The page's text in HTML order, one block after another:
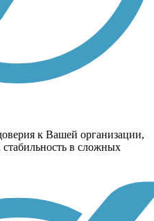
к Вашей организации,
в сложных